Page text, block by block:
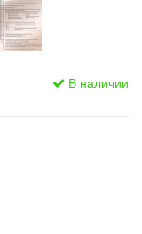
В наличии